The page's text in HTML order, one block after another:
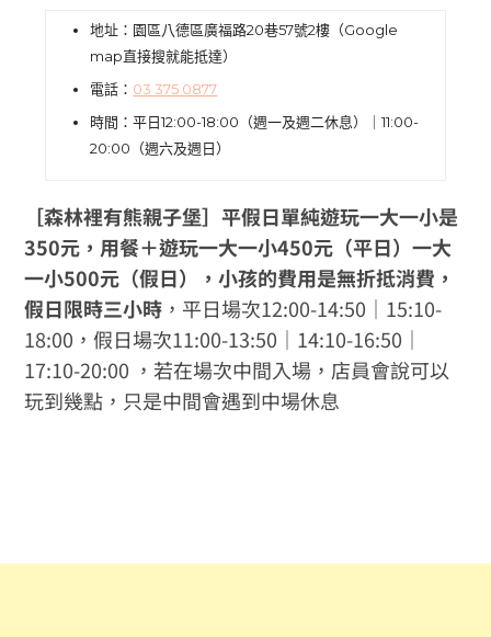
地址：園區八德區廣福路20巷57號2樓（Google
map直接搜就能抵達）
電話： 03 375 0877
時間：平日12:00-18:00（週一及週二休息）｜11:00-
20:00（週六及週日）
［森林裡有熊親子堡］平假日單純遊玩一大一小是
350元，用餐＋遊玩一大一小450元（平日）一大
一小500元（假日），小孩的費用是無折抵消費，
假日限時三小時，平日場次12:00-14:50｜15:10-
18:00，假日場次11:00-13:50｜14:10-16:50｜
17:10-20:00 ，若在場次中間入場，店員會說可以
玩到幾點，只是中間會遇到中場休息